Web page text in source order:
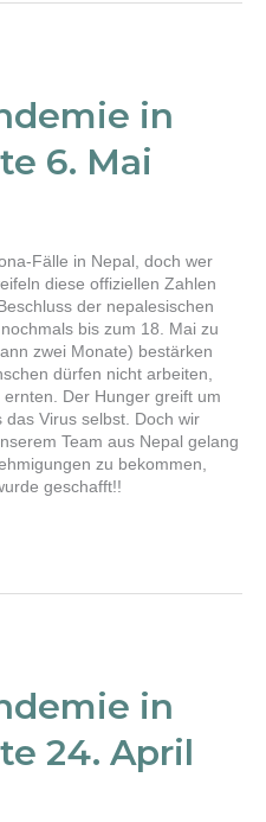
in
6. Mai
Fälle in Nepal, doch wer
diese offiziellen Zahlen
der nepalesischen
bis zum 18. Mai zu
zwei Monate) bestärken
dürfen nicht arbeiten,
Der Hunger greift um
Virus selbst. Doch wir
Team aus Nepal gelang
zu bekommen,
geschafft!!
in
24. April